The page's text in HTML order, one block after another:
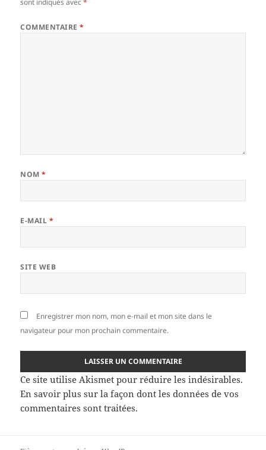
COMMENTAIRE*
NOM*
E-MAIL *
SITE WEB
Enregistrer mon nom, mon e-mail et mon site dans le
navigateur pour mon prochain commentaire.
Ce site utilise Akismet pour réduire les indésirables.
En savoir plus sur la façon dont les données de vos
commentaires sont traitées.